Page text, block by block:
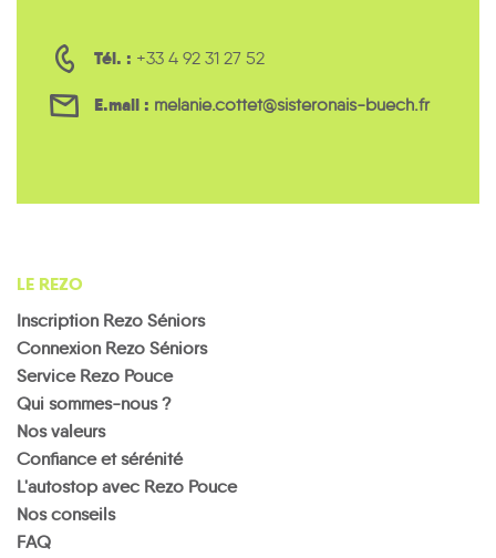
Tél. : +33 4 92 31 27 52
E.mail : melanie.cottet@sisteronais-buech.fr
LE REZO
Inscription Rezo Séniors
Connexion Rezo Séniors
Service Rezo Pouce
Qui sommes-nous ?
Nos valeurs
Confiance et sérénité
L'autostop avec Rezo Pouce
Nos conseils
FAQ